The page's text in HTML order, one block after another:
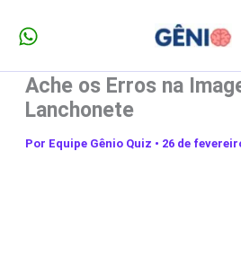
para
conteúdo
Ache os Erros na
Lanchonete
Por Equipe Gênio Quiz • 26 de